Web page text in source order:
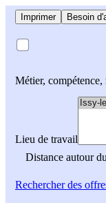
Imprimer Besoin
Métier,
Lieu de travail
Distance autour
Rechercherdes